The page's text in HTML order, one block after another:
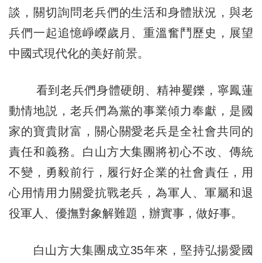
談，關切詢問老兵們的生活和身體狀況，與老
兵們一起追憶崢嶸歲月、重溫奮鬥歷史，展望
中國式現代化的美好前景。
看到老兵們身體硬朗、精神矍鑠，寧鳳蓮
動情地説，老兵們為黨的事業傾力奉獻，是國
家的寶貴財富，關心關愛老兵是全社會共同的
責任和義務。白山方大集團將初心不改、傳統
不變，勇毅前行，履行好企業的社會責任，用
心用情用力關愛抗戰老兵，為軍人、軍屬和退
役軍人、優撫對象解難題，辦實事，做好事。
白山方大集團成立35年來，堅持弘揚愛國